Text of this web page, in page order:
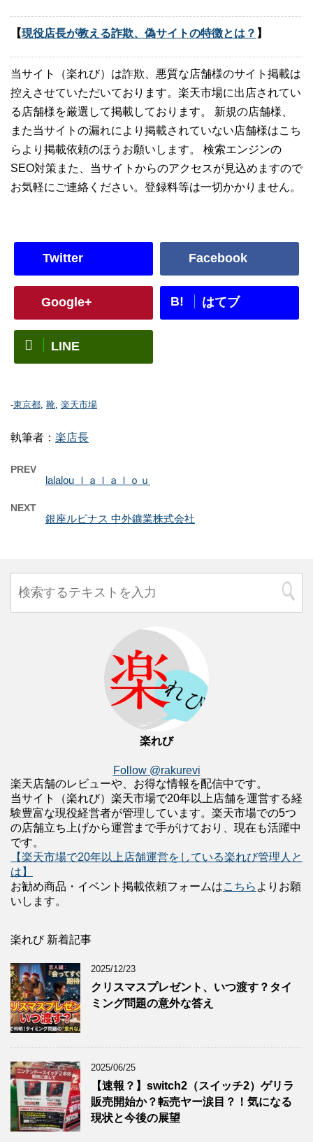
【現役店長が教える詐欺、偽サイトの特徴とは？ 】
当サイト（楽れび）は詐欺、悪質な店舗様のサイト掲載は
控えさせていただいております。楽天市場に出店されてい
る店舗様を厳選して掲載しております。 新規の店舗様、
また当サイトの漏れにより掲載されていない店舗様はこち
らより掲載依頼のほうお願いします。 検索エンジンの
SEO対策また、当サイトからのアクセスが見込めますので
お気軽にご連絡ください。登録料等は一切かかりません。
Twitter Facebook
Google+ B! はてブ
LINE
-東京都, 靴, 楽天市場
執筆者： 楽店長
PREV
lalalou ｌａｌａｌｏｕ
NEXT
銀座ルピナス 中外鑛業株式会社
楽れび
Follow @rakurevi
楽天店舗のレビューや、お得な情報を配信中です。
当サイト（楽れび）楽天市場で20年以上店舗を運営する経
験豊富な現役経営者が管理しています。楽天市場での5つ
の店舗立ち上げから運営まで手がけており、現在も活躍中
です。
【楽天市場で20年以上店舗運営をしている楽れび管理人と
は】
お勧め商品・イベント掲載依頼フォームはこちら よりお願
いします。
楽れび 新着記事
2025/12/23
クリスマスプレゼント、いつ渡す？タイ
ミング問題の意外な答え
2025/06/25
【速報？】switch2（スイッチ2）ゲリラ
販売開始か？転売ヤー涙目？！気になる
現状と今後の展望